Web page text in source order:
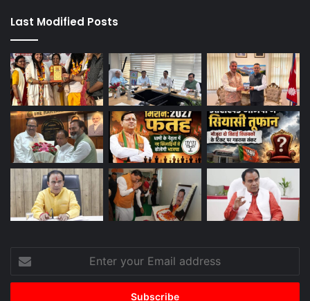
Last Modified Posts
your
Email